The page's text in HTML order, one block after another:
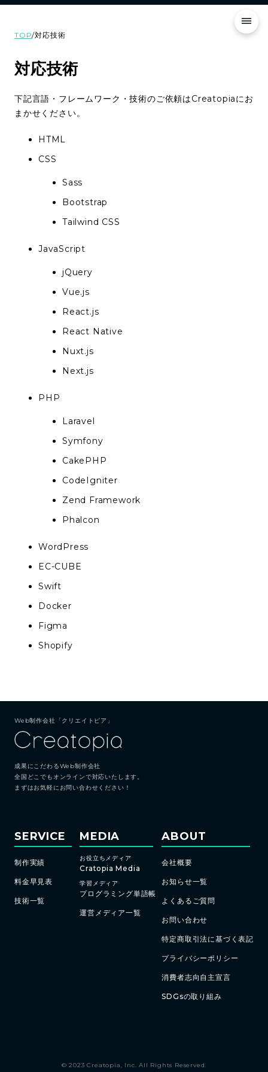
TOP/対応技術
対応技術
下記言語・フレームワーク・技術のご依頼はCreatopiaにお
まかせください。
HTML
CSS
Sass
Bootstrap
Tailwind CSS
JavaScript
jQuery
Vue.js
React.js
React Native
Nuxt.js
Next.js
PHP
Laravel
Symfony
CakePHP
CodeIgniter
Zend Framework
Phalcon
WordPress
EC-CUBE
Swift
Docker
Figma
Shopify
Web制作会社「クリエイトピア」
成果にこだわるWeb制作会社
全国どこでもオンラインで対応いたします。
まずはお気軽にお問い合わせください！
SERVICE
制作実績
料金早見表
技術一覧
MEDIA
お役立ちメディア
Cratopia Media
学習メディア
プログラミング単語帳
運営メディア一覧
ABOUT
会社概要
お知らせ一覧
よくあるご質問
お問い合わせ
特定商取引法に基づく表記
プライバシーポリシー
消費者志向自主宣言
SDGsの取り組み
© 2023 Creatopia, Inc. All Rights Reserved.